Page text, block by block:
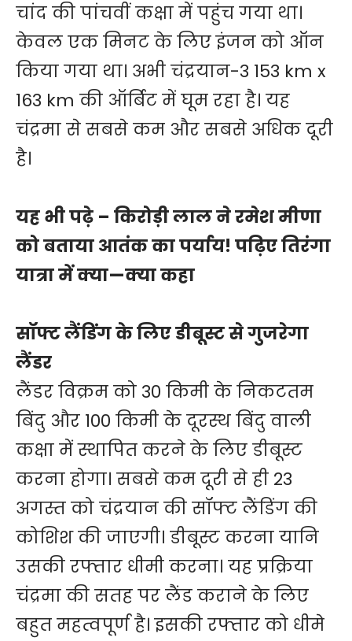
चांद की पांचवीं कक्षा में पहुंच गया था।
केवल एक मिनट के लिए इंजन को ऑन
किया गया था। अभी चंद्रयान-3 153 km x
163 km की ऑर्बिट में घूम रहा है। यह
चंद्रमा से सबसे कम और सबसे अधिक दूरी
है।
यह भी पढ़े – किरोड़ी लाल ने रमेश मीणा
को बताया आतंक का पर्याय! पढ़िए तिरंगा
यात्रा में क्या—क्या कहा
सॉफ्ट लैंडिंग के लिए डीबूस्ट से गुजरेगा
लैंडर
लैंडर विक्रम को 30 किमी के निकटतम
बिंदु और 100 किमी के दूरस्थ बिंदु वाली
कक्षा में स्थापित करने के लिए डीबूस्ट
करना होगा। सबसे कम दूरी से ही 23
अगस्त को चंद्रयान की सॉफ्ट लैंडिंग की
कोशिश की जाएगी। डीबूस्ट करना यानि
उसकी रफ्तार धीमी करना। यह प्रक्रिया
चंद्रमा की सतह पर लैंड कराने के लिए
बहुत महत्वपूर्ण है। इसकी रफ्तार को धीमे